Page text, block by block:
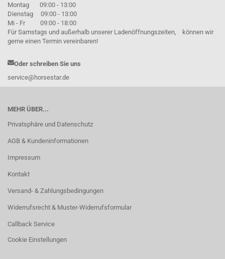
Montag 09:00 - 13:00
Dienstag 09:00 - 13:00
Mi - Fr 09:00 - 18:00
Für Samstags und außerhalb unserer Ladenöffnungszeiten, können wir
gerne einen Termin vereinbaren!
Oder schreiben Sie uns
service@horsestar.de
MEHR ÜBER...
Privatsphäre und Datenschutz
AGB & Kundeninformationen
Impressum
Kontakt
Versand- & Zahlungsbedingungen
Widerrufsrecht & Muster-Widerrufsformular
Callback Service
Cookie Einstellungen